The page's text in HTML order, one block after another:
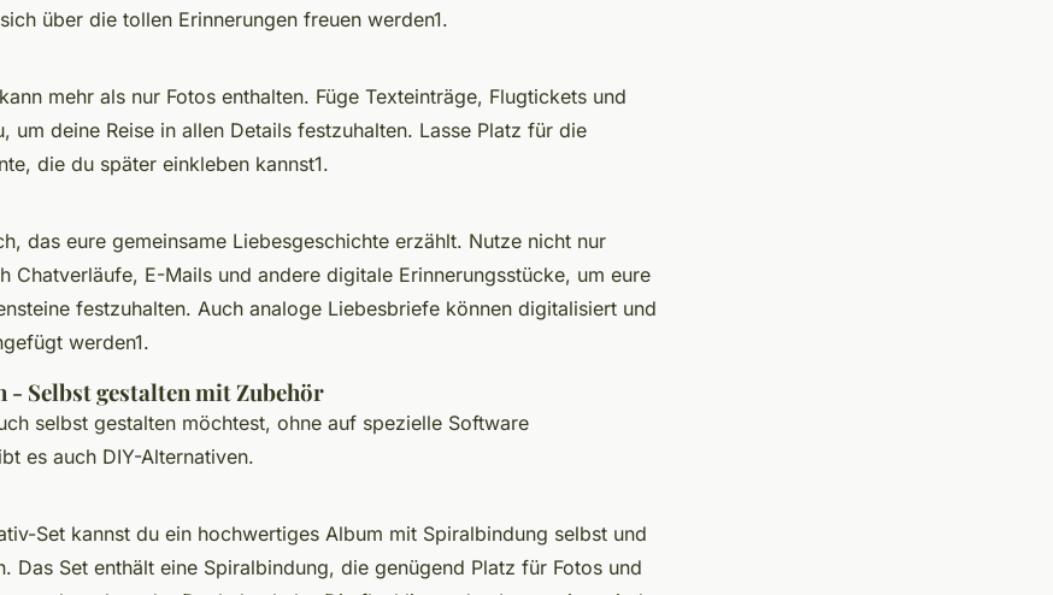
über die tollen Erinnerungen freuen werden1.
mehr als nur Fotos enthalten. Füge Texteinträge, Flugtickets und
um deine Reise in allen Details festzuhalten. Lasse Platz für die
die du später einkleben kannst1.
das eure gemeinsame Liebesgeschichte erzählt. Nutze nicht nur
Chatverläufe, E-Mails und andere digitale Erinnerungsstücke, um eure
festzuhalten. Auch analoge Liebesbriefe können digitalisiert und
werden1.
Selbst gestalten mit Zubehör
selbst gestalten möchtest, ohne auf spezielle Software
es auch DIY-Alternativen.
Set kannst du ein hochwertiges Album mit Spiralbindung selbst und
Das Set enthält eine Spiralbindung, die genügend Platz für Fotos und